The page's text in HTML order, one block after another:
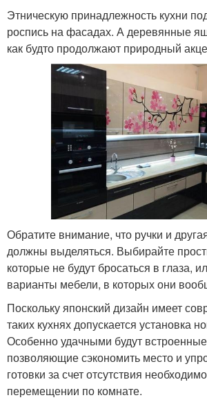
Этническую принадлежность кухни
роспись на фасадах. А деревянные
как будто продолжают природный
Обратите внимание, что ручки и
должны выделяться. Выбирайте
которые не будут бросаться в глаза,
варианты мебели, в которых они
Поскольку японский дизайн имеет
таких кухнях допускается установка
Особенно удачными будут
позволяющие сэкономить место и
готовки за счет отсутствия
перемещении по комнате.